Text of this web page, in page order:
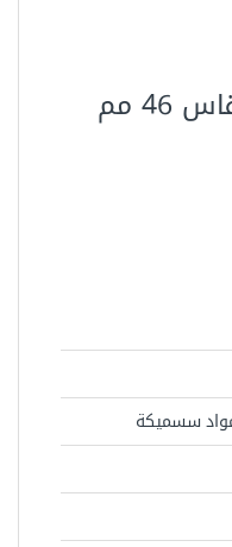
مفتاح دق مشرشر مقاس 46 مم
سسميكة